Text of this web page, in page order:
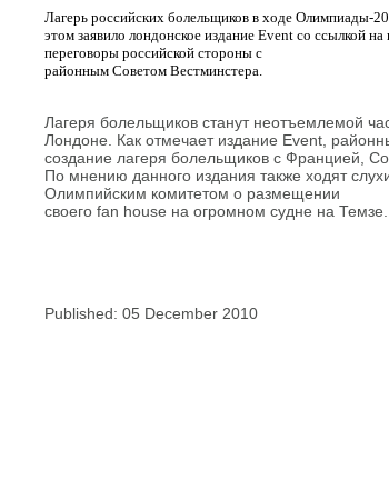
Лагерь российских болельщиков в ходе Олимпиады-
этом заявило лондонское издание Event со ссылкой
переговоры российской стороны с
районным Советом Вестминстера.
Лагеря болельщиков станут неотъемлемой
Лондоне. Как отмечает издание Event,
создание лагеря болельщиков с Францией,
По мнению данного издания также ходят
Олимпийским комитетом о размещении
своего fan house на огромном судне на Темзе.
Published: 05 December 2010